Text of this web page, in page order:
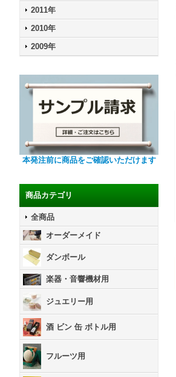
2011年
2010年
2009年
本発注前に商品をご確認いただけます
商品カテゴリ
全商品
オーダーメイド
ダンボール
楽器・音響機材用
ジュエリー用
酒 ビン 缶 ボトル用
フルーツ用